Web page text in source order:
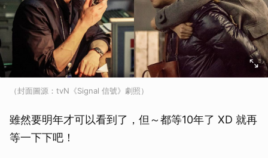
（封面圖源：tvN《Signal 信號》劇照）
雖然要明年才可以看到了，但～都等10年了 XD 就再
等一下下吧！